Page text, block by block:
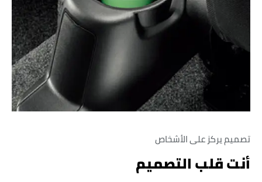
تصميم يركز على الأشخاص
أنت قلب التصميم